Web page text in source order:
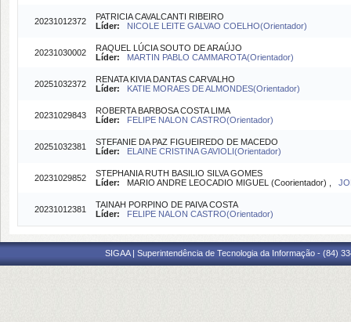
20231012372
PATRICIA CAVALCANTI RIBEIRO
Líder:
NICOLE LEITE GALVAO COELHO(Orientador)
20231030002
RAQUEL LÚCIA SOUTO DE ARAÚJO
Líder:
MARTIN PABLO CAMMAROTA(Orientador)
20251032372
RENATA KIVIA DANTAS CARVALHO
Líder:
KATIE MORAES DE ALMONDES(Orientador)
20231029843
ROBERTA BARBOSA COSTA LIMA
Líder:
FELIPE NALON CASTRO(Orientador)
20251032381
STEFANIE DA PAZ FIGUEIREDO DE MACEDO
Líder:
ELAINE CRISTINA GAVIOLI(Orientador)
20231029852
STEPHANIA RUTH BASILIO SILVA GOMES
Líder: MARIO ANDRE LEOCADIO MIGUEL (Coorientador) ,
20231012381
TAINAH PORPINO DE PAIVA COSTA
Líder:
FELIPE NALON CASTRO(Orientador)
SIGAA | Superintendência de Tecnologia da Informação - (84)